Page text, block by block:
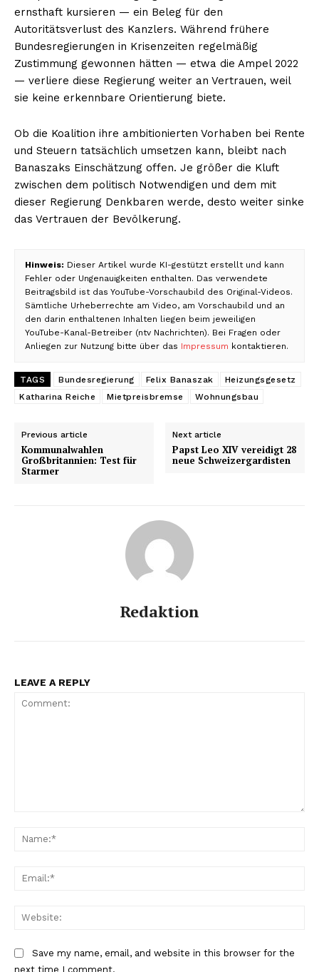
ernsthaft kursieren — ein Beleg für den
Autoritätsverlust des Kanzlers. Während frühere
Bundesregierungen in Krisenzeiten regelmäßig
Zustimmung gewonnen hätten — etwa die Ampel 2022
— verliere diese Regierung weiter an Vertrauen, weil
sie keine erkennbare Orientierung biete.
Ob die Koalition ihre ambitionierten Vorhaben bei Rente
und Steuern tatsächlich umsetzen kann, bleibt nach
Banaszaks Einschätzung offen. Je größer die Kluft
zwischen dem politisch Notwendigen und dem mit
dieser Regierung Denkbaren werde, desto weiter sinke
das Vertrauen der Bevölkerung.
Hinweis: Dieser Artikel wurde KI-gestützt erstellt und kann
Fehler oder Ungenauigkeiten enthalten. Das verwendete
Beitragsbild ist das YouTube-Vorschaubild des Original-Videos.
Sämtliche Urheberrechte am Video, am Vorschaubild und an
den darin enthaltenen Inhalten liegen beim jeweiligen
YouTube-Kanal-Betreiber (ntv Nachrichten). Bei Fragen oder
Anliegen zur Nutzung bitte über das Impressum kontaktieren.
TAGS Bundesregierung Felix Banaszak
Heizungsgesetz
Katharina Reiche
Mietpreisbremse Wohnungsbau
Previous article
Kommunalwahlen
Großbritannien: Test für
Starmer
Next article
Papst Leo XIV vereidigt 28
neue Schweizergardisten
Redaktion
LEAVE A REPLY
Save my name, email, and website in this browser for the
next time I comment.